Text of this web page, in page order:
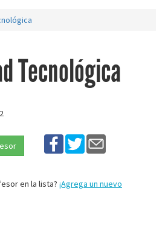
Tecnológica
en la lista? ¡Agrega un nuevo